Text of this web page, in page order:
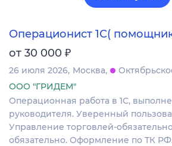
Операционист 1С(
от 30 000 ₽
26 июля 2026 Москва
ООО "ГРИДЕМ"
Операционная работа в 1С,
руководителя. Уверенный
Управление торговлей-
обязательно. Оформление по ТК